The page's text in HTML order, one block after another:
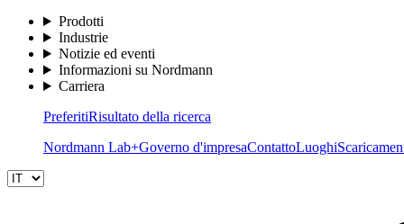
Prodotti
Industrie
Notizie ed eventi
Informazioni su Nordmann
Carriera
PreferitiRisultato della ricerca
Nordmann Lab+Governo d'impresaContattoLuoghi